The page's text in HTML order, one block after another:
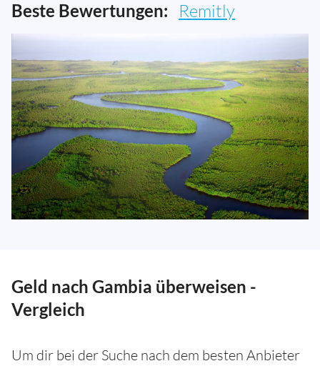
Beste Bewertungen: Remitly
Geld nach Gambia überweisen -
Vergleich
Um dir bei der Suche nach dem besten Anbieter